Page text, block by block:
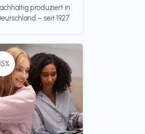
produziert in
– seit 1927